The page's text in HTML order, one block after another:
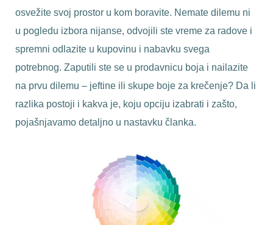
osvežite svoj prostor u kom boravite. Nemate dilemu ni
u pogledu izbora nijanse, odvojili ste vreme za radove i
spremni odlazite u kupovinu i nabavku svega
potrebnog. Zaputili ste se u prodavnicu boja i nailazite
na prvu dilemu – jeftine ili skupe boje za krečenje? Da li
razlika postoji i kakva je, koju opciju izabrati i zašto,
pojašnjavamo detaljno u nastavku članka.